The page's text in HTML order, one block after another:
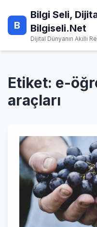
content
B
Bilgi Seli,
Bilgiseli.Net
Dijital Dünyanın Akıllı
Etiket: e-
araçları